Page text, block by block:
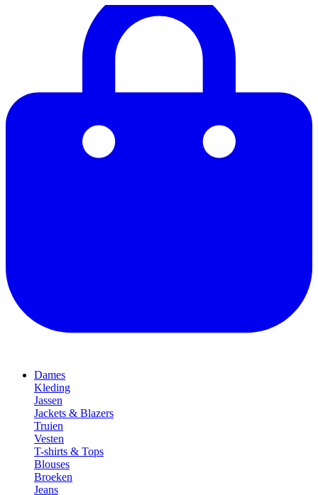
Dames
Kleding
Jassen
Jackets & Blazers
Truien
Vesten
T-shirts & Tops
Blouses
Broeken
Jeans